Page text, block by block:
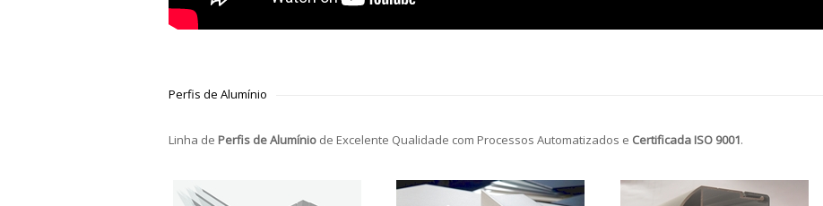
Perfis de Alumínio
Linha de Perfis de Alumínio de Excelente Qualidade com Processos Automatizados e Certificada ISO 9001.